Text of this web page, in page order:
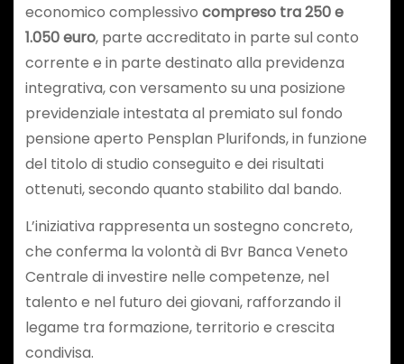
economico complessivo compreso tra 250 e
1.050 euro, parte accreditato in parte sul conto
corrente e in parte destinato alla previdenza
integrativa, con versamento su una posizione
previdenziale intestata al premiato sul fondo
pensione aperto Pensplan Plurifonds, in funzione
del titolo di studio conseguito e dei risultati
ottenuti, secondo quanto stabilito dal bando.
L’iniziativa rappresenta un sostegno concreto,
che conferma la volontà di Bvr Banca Veneto
Centrale di investire nelle competenze, nel
talento e nel futuro dei giovani, rafforzando il
legame tra formazione, territorio e crescita
condivisa.